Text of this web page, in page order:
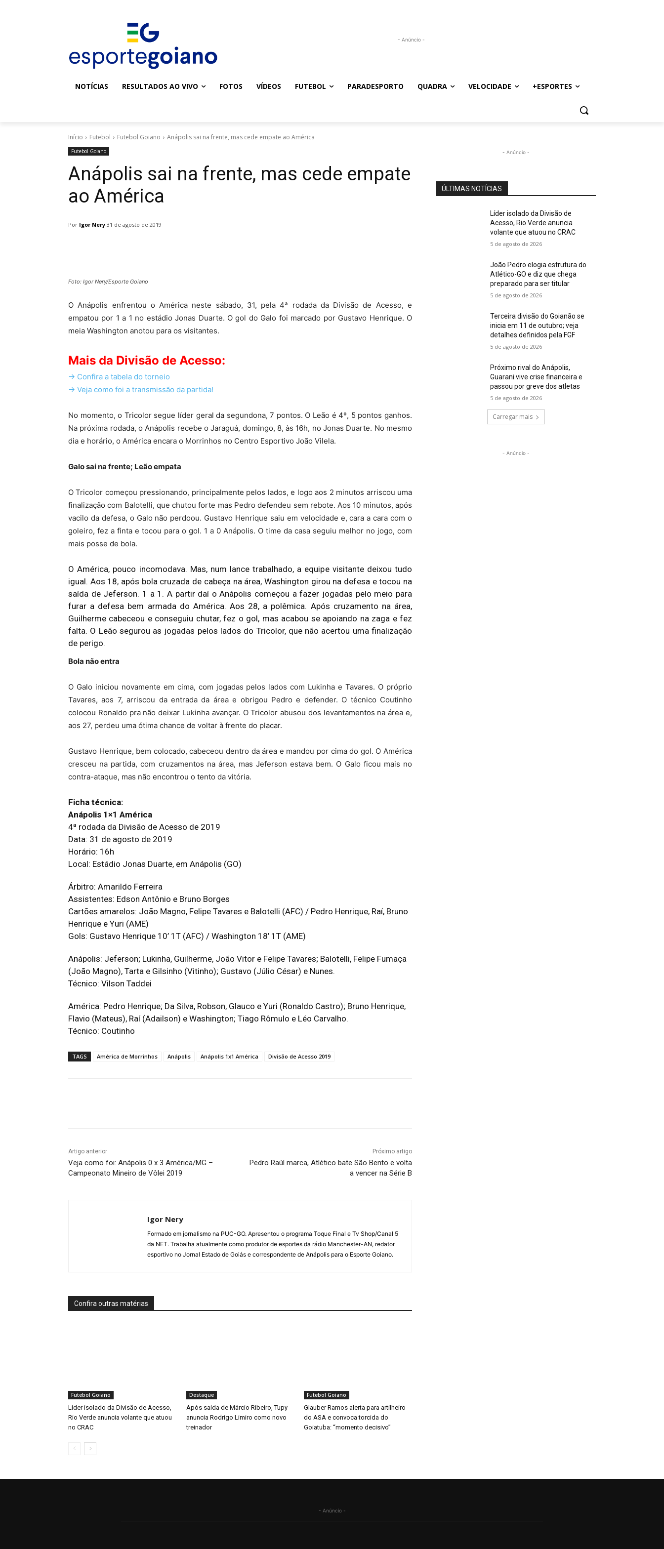
- Anúncio -
NOTÍCIAS RESULTADOS AO VIVO FOTOS VÍDEOS FUTEBOL PARADESPORTO QUADRA VELOCIDADE +ESPORTES
Início Futebol Futebol Goiano Anápolis sai na frente, mas cede empate ao América
Futebol Goiano
Anápolis sai na frente, mas cede empate
ao América
Por Igor Nery 31 de agosto de 2019
Foto: Igor Nery/Esporte Goiano
O Anápolis enfrentou o América neste sábado, 31, pela 4ª rodada da Divisão de Acesso, e
empatou por 1 a 1 no estádio Jonas Duarte. O gol do Galo foi marcado por Gustavo Henrique. O
meia Washington anotou para os visitantes.
Mais da Divisão de Acesso:
-> Confira a tabela do torneio
-> Veja como foi a transmissão da partida!
No momento, o Tricolor segue líder geral da segundona, 7 pontos. O Leão é 4º, 5 pontos ganhos.
Na próxima rodada, o Anápolis recebe o Jaraguá, domingo, 8, às 16h, no Jonas Duarte. No mesmo
dia e horário, o América encara o Morrinhos no Centro Esportivo João Vilela.
Galo sai na frente; Leão empata
O Tricolor começou pressionando, principalmente pelos lados, e logo aos 2 minutos arriscou uma
finalização com Balotelli, que chutou forte mas Pedro defendeu sem rebote. Aos 10 minutos, após
vacilo da defesa, o Galo não perdoou. Gustavo Henrique saiu em velocidade e, cara a cara com o
goleiro, fez a finta e tocou para o gol. 1 a 0 Anápolis. O time da casa seguiu melhor no jogo, com
mais posse de bola.
O América, pouco incomodava. Mas, num lance trabalhado, a equipe visitante deixou tudo
igual. Aos 18, após bola cruzada de cabeça na área, Washington girou na defesa e tocou na
saída de Jeferson. 1 a 1. A partir daí o Anápolis começou a fazer jogadas pelo meio para
furar a defesa bem armada do América. Aos 28, a polêmica. Após cruzamento na área,
Guilherme cabeceou e conseguiu chutar, fez o gol, mas acabou se apoiando na zaga e fez
falta. O Leão segurou as jogadas pelos lados do Tricolor, que não acertou uma finalização
de perigo.
Bola não entra
O Galo iniciou novamente em cima, com jogadas pelos lados com Lukinha e Tavares. O próprio
Tavares, aos 7, arriscou da entrada da área e obrigou Pedro e defender. O técnico Coutinho
colocou Ronaldo pra não deixar Lukinha avançar. O Tricolor abusou dos levantamentos na área e,
aos 27, perdeu uma ótima chance de voltar à frente do placar.
Gustavo Henrique, bem colocado, cabeceou dentro da área e mandou por cima do gol. O América
cresceu na partida, com cruzamentos na área, mas Jeferson estava bem. O Galo ficou mais no
contra-ataque, mas não encontrou o tento da vitória.
Ficha técnica:
Anápolis 1×1 América
4ª rodada da Divisão de Acesso de 2019
Data: 31 de agosto de 2019
Horário: 16h
Local: Estádio Jonas Duarte, em Anápolis (GO)
Árbitro: Amarildo Ferreira
Assistentes: Edson Antônio e Bruno Borges
Cartões amarelos: João Magno, Felipe Tavares e Balotelli (AFC) / Pedro Henrique, Raí, Bruno
Henrique e Yuri (AME)
Gols: Gustavo Henrique 10’ 1T (AFC) / Washington 18’ 1T (AME)
Anápolis: Jeferson; Lukinha, Guilherme, João Vitor e Felipe Tavares; Balotelli, Felipe Fumaça
(João Magno), Tarta e Gilsinho (Vitinho); Gustavo (Júlio César) e Nunes.
Técnico: Vilson Taddei
América: Pedro Henrique; Da Silva, Robson, Glauco e Yuri (Ronaldo Castro); Bruno Henrique,
Flavio (Mateus), Raí (Adailson) e Washington; Tiago Rômulo e Léo Carvalho.
Técnico: Coutinho
TAGS América de Morrinhos Anápolis Anápolis 1x1 América Divisão de Acesso 2019
Artigo anterior
Veja como foi: Anápolis 0 x 3 América/MG –
Campeonato Mineiro de Vôlei 2019
Próximo artigo
Pedro Raúl marca, Atlético bate São Bento e volta
a vencer na Série B
Igor Nery
Formado em jornalismo na PUC-GO. Apresentou o programa Toque Final e Tv Shop/Canal 5
da NET. Trabalha atualmente como produtor de esportes da rádio Manchester-AN, redator
esportivo no Jornal Estado de Goiás e correspondente de Anápolis para o Esporte Goiano.
Confira outras matérias
Futebol Goiano
Líder isolado da Divisão de Acesso,
Rio Verde anuncia volante que atuou
no CRAC
Destaque
Após saída de Márcio Ribeiro, Tupy
anuncia Rodrigo Limiro como novo
treinador
Futebol Goiano
Glauber Ramos alerta para artilheiro
do ASA e convoca torcida do
Goiatuba: “momento decisivo”
- Anúncio -
ÚLTIMAS NOTÍCIAS
Líder isolado da Divisão de
Acesso, Rio Verde anuncia
volante que atuou no CRAC
5 de agosto de 2026
João Pedro elogia estrutura do
Atlético-GO e diz que chega
preparado para ser titular
5 de agosto de 2026
Terceira divisão do Goianão se
inicia em 11 de outubro; veja
detalhes definidos pela FGF
5 de agosto de 2026
Próximo rival do Anápolis,
Guarani vive crise financeira e
passou por greve dos atletas
5 de agosto de 2026
Carregar mais
- Anúncio -
- Anúncio -